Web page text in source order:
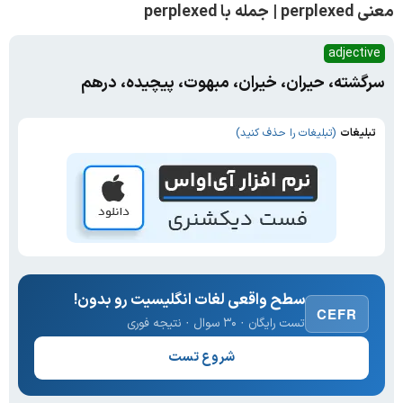
معنی perplexed | جمله با perplexed
adjective
سرگشته، حیران، خیران، مبهوت، پیچیده، درهم
تبلیغات (تبلیغات را حذف کنید)
CEFR
سطح واقعی لغات انگلیسیت رو بدون!
تست رایگان · ۳۰ سوال · نتیجه فوری
شروع تست